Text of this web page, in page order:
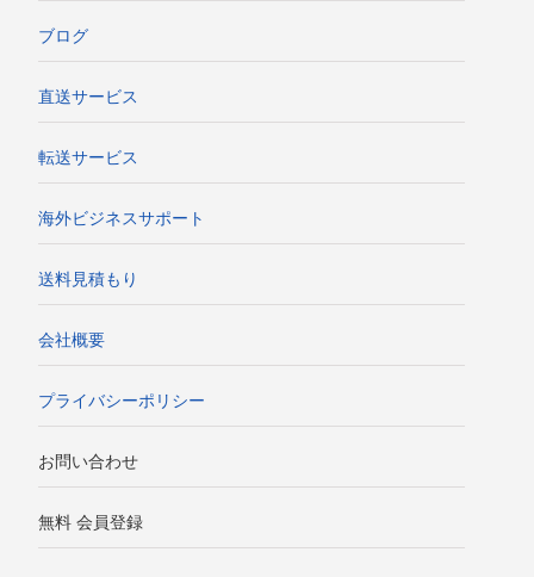
ブログ
直送サービス
転送サービス
海外ビジネスサポート
送料見積もり
会社概要
プライバシーポリシー
お問い合わせ
無料 会員登録